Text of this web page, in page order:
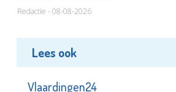
Redactie - 08-08-2026
Lees ook
Vlaardingen24